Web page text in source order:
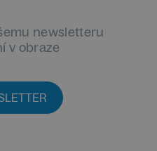
newsletteru
v obraze